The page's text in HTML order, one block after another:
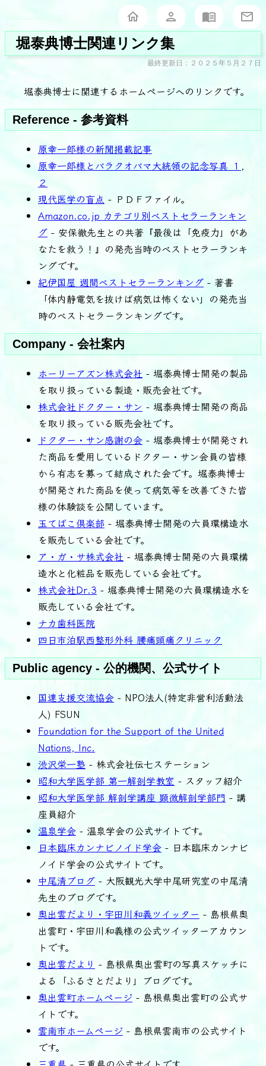
堀泰典博士関連リンク集
最終更新日：２０２５年５月２７日
堀泰典博士に関連するホームページへのリンクです。
Reference - 参考資料
原幸一郎様の新聞掲載記事
原幸一郎様とバラクオバマ大統領の記念写真 １ ,
２
現代医学の盲点 - ＰＤＦファイル。
Amazon.co.jp カテゴリ別ベストセラーランキン
グ - 安保徹先生との共著『最後は「免疫力」があ
なたを救う！』の発売当時のベストセラーランキ
ングです。
紀伊国屋 週間ベストセラーランキング - 著書
「体内静電気を抜けば病気は怖くない」の発売当
時のベストセラーランキングです。
Company - 会社案内
ホーリーアズン株式会社 - 堀泰典博士開発の製品
を取り扱っている製造・販売会社です。
株式会社ドクター・サン - 堀泰典博士開発の商品
を取り扱っている販売会社です。
ドクター・サン感謝の会 - 堀泰典博士が開発され
た商品を愛用しているドクター・サン会員の皆様
から有志を募って結成された会です。堀泰典博士
が開発された商品を使って病気等を改善できた皆
様の体験談を公開しています。
玉てばこ倶楽部 - 堀泰典博士開発の六員環構造水
を販売している会社です。
ア・ガ・サ株式会社 - 堀泰典博士開発の六員環構
造水と化粧品を販売している会社です。
株式会社Dr.3 - 堀泰典博士開発の六員環構造水を
販売している会社です。
ナカ歯科医院
四日市泊駅西整形外科 腰痛頭痛クリニック
Public agency - 公的機関、公式サイト
国連支援交流協会 - NPO法人(特定非営利活動法
人) FSUN
Foundation for the Support of the United
Nations, Inc.
渋沢栄一塾 - 株式会社伝七ステーション
昭和大学医学部 第一解剖学教室 - スタッフ紹介
昭和大学医学部 解剖学講座 顕微解剖学部門 - 講
座員紹介
温泉学会 - 温泉学会の公式サイトです。
日本臨床カンナビノイド学会 - 日本臨床カンナビ
ノイド学会の公式サイトです。
中尾清ブログ - 大阪観光大学中尾研究室の中尾清
先生のブログです。
奥出雲だより・宇田川和義ツイッター - 島根県奥
出雲町・宇田川和義様の公式ツイッターアカウン
トです。
奥出雲だより - 島根県奥出雲町の写真スケッチに
よる「ふるさとだより」ブログです。
奥出雲町ホームページ - 島根県奥出雲町の公式サ
イトです。
雲南市ホームページ - 島根県雲南市の公式サイト
です。